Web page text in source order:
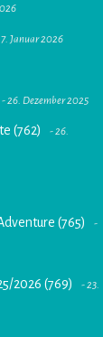
7. Januar 2026
26. Dezember 2025
(762) 26.
(765)
2026 (769) 23.